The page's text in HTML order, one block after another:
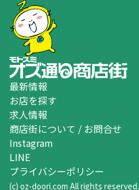
最新情報
お店を探す
求人情報
商店街について / お問合せ
Instagram
LINE
プライバシーポリシー
(c) oz-doori.com All rights reserved.